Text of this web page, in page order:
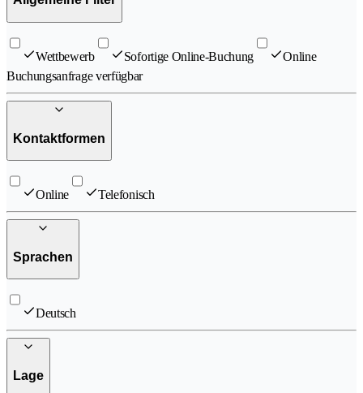
Wettbewerb Sofortige Online-Buchung
Online
Buchungsanfrage verfügbar
Kontaktformen
Online Telefonisch
Sprachen
Deutsch
Lage